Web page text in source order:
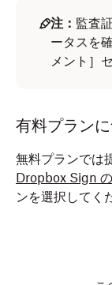
注： 監査
ータスを
メント］
有料プランに
無料プランでは
Dropbox Sign
ンを選択してく